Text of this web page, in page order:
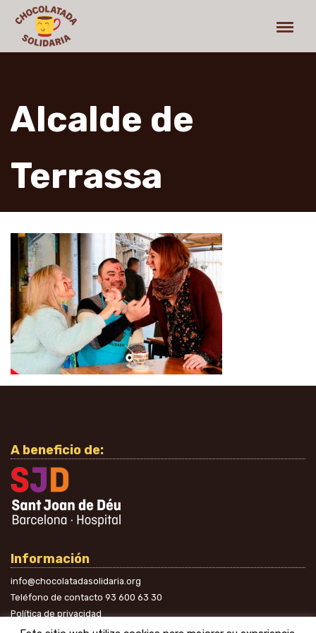
Alcalde de
Terrassa
A beneficio de:
Información
info@chocolatadasolidaria.org
Teléfono de contacto 93 600 63 30
Política de privacidad